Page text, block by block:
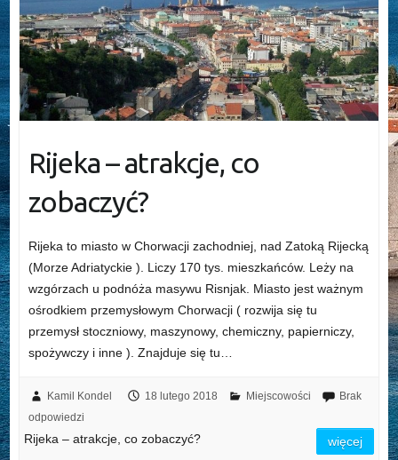
Rijeka – atrakcje, co
zobaczyć?
Rijeka to miasto w Chorwacji zachodniej, nad Zatoką Rijecką
(Morze Adriatyckie ). Liczy 170 tys. mieszkańców. Leży na
wzgórzach u podnóża masywu Risnjak. Miasto jest ważnym
ośrodkiem przemysłowym Chorwacji ( rozwija się tu
przemysł stoczniowy, maszynowy, chemiczny, papierniczy,
spożywczy i inne ). Znajduje się tu…
Kamil Kondel 18 lutego 2018 Miejscowości
Brak
odpowiedzi
Rijeka – atrakcje, co zobaczyć? więcej